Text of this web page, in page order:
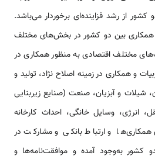
از رشد فزاینده‌ای برخوردار می‌باشد.
همکاری بین دو کشور در بخش‌های مختلف
مختلف اقتصادی به منظور همکاری در
و همکاری در زمینه اصلاح نژاد، تولید و
و آبزیان، صنعت (صنایع زیربنایی
انرژی، وسایل خانگی، احداث کارخانه
و ارتباط بانکی و مشارکت در
کشور به‌وجود آمده و موافقت‌نامه‌ها و